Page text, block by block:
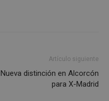
Artículo siguiente
Nueva distinción en Alcorcón
para X-Madrid
.youtube.com
semanas